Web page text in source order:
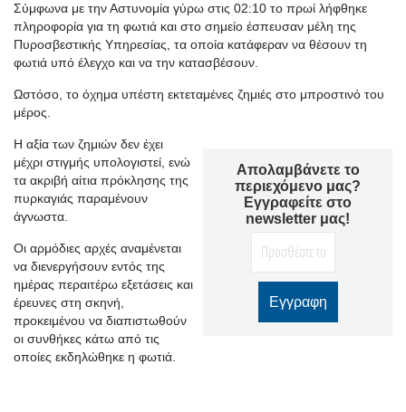
Σύμφωνα με την Αστυνομία γύρω στις 02:10 το πρωί λήφθηκε
πληροφορία για τη φωτιά και στο σημείο έσπευσαν μέλη της
Πυροσβεστικής Υπηρεσίας, τα οποία κατάφεραν να θέσουν τη
φωτιά υπό έλεγχο και να την κατασβέσουν.
Ωστόσο, το όχημα υπέστη εκτεταμένες ζημιές στο μπροστινό του
μέρος.
Απολαμβάνετε το
περιεχόμενο μας?
Εγγραφείτε στο
newsletter μας!
Η αξία των ζημιών δεν έχει
μέχρι στιγμής υπολογιστεί, ενώ
τα ακριβή αίτια πρόκλησης της
πυρκαγιάς παραμένουν
άγνωστα.
Οι αρμόδιες αρχές αναμένεται
να διενεργήσουν εντός της
ημέρας περαιτέρω εξετάσεις και
έρευνες στη σκηνή,
προκειμένου να διαπιστωθούν
οι συνθήκες κάτω από τις
οποίες εκδηλώθηκε η φωτιά.